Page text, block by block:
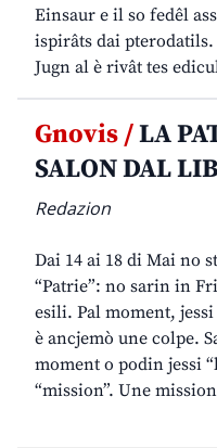
Einsaur e il so fedêl
ispirâts dai
Jugn al è rivât tes
Gnovis /LA
SALON DAL
Redazion
Dai 14 ai 18 di Mai no
“Patrie”: no sarin in
esili. Pal moment,
è ancjemò une colpe.
moment o podin jessi
“mission”. Une